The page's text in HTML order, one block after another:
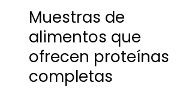
Muestras de
alimentos que
ofrecen proteínas
completas